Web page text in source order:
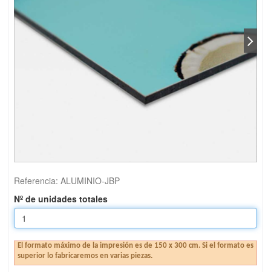
Referencia: ALUMINIO-JBP
Nº de unidades totales
El formato máximo de la impresión es de 150 x 300 cm. Si el formato es
superior lo fabricaremos en varias piezas.